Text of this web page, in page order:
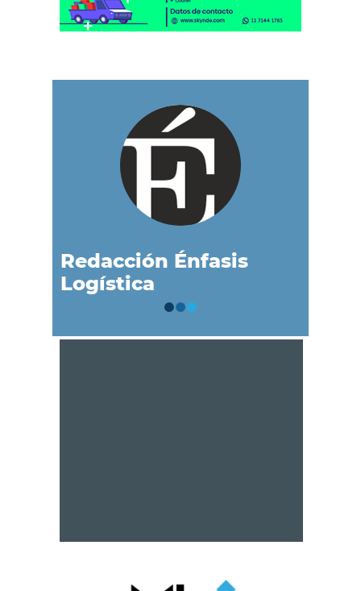
Redacción Énfasis
Logística